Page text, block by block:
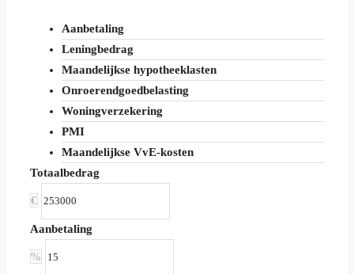
Aanbetaling
Leningbedrag
Maandelijkse hypotheeklasten
Onroerendgoedbelasting
Woningverzekering
PMI
Maandelijkse VvE-kosten
Totaalbedrag
€
Aanbetaling
%